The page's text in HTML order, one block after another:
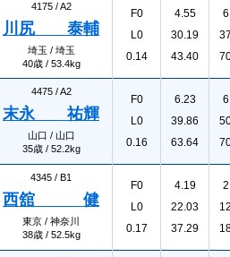
4175 /A2
川尻 泰輔
埼玉 / 埼玉
40歳 / 53.4kg
F0
L0
0.14
4.55
30.19
43.40
4475 /A2
末永 祐輝
山口 / 山口
35歳 / 52.2kg
F0
L0
0.16
6.23
39.86
63.64
4345 / B1
西舘 健
東京 / 神奈川
38歳 / 52.5kg
F0
L0
0.17
4.19
22.03
37.29